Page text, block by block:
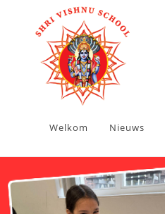
Welkom Nieuws